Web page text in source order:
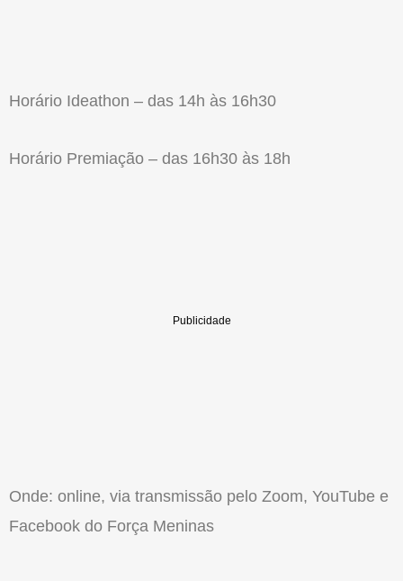
Horário Ideathon – das 14h às 16h30
Horário Premiação – das 16h30 às 18h
Onde: online, via transmissão pelo Zoom, YouTube e
Facebook do Força Meninas